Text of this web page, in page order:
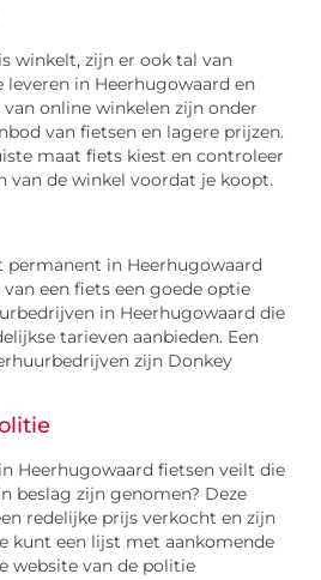
winkelt, zijn er ook tal van
leveren in Heerhugowaard en
online winkelen zijn onder
van fietsen en lagere prijzen.
maat fiets kiest en controleer
van de winkel voordat je koopt.
permanent in Heerhugowaard
een fiets een goede optie
in Heerhugowaard die
tarieven aanbieden. Een
zijn Donkey
Heerhugowaard fietsen veilt die
beslag zijn genomen? Deze
redelijke prijs verkocht en zijn
kunt een lijst met aankomende
website van de politie